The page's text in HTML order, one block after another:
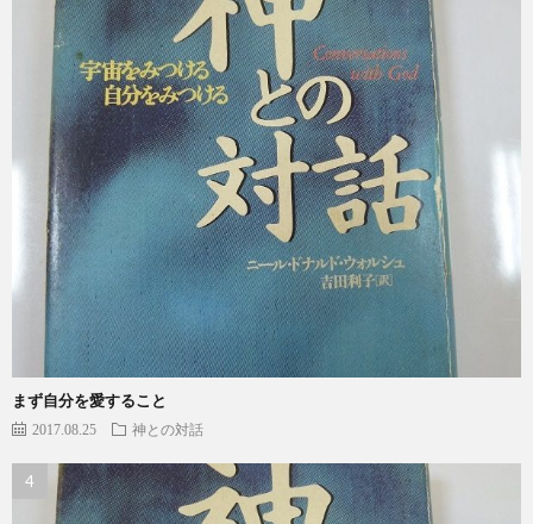
まず自分を愛すること
2017.08.25 神との対話